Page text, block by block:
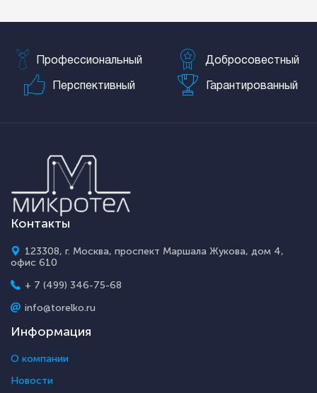
Профессиональный Добросовестный
Перспективный Гарантированный
Контакты
123308, г. Москва, проспект Маршала Жукова, дом 4,
офис 610
+ 7 (499) 346-75-68
info@torelko.ru
Информация
О компании
Новости